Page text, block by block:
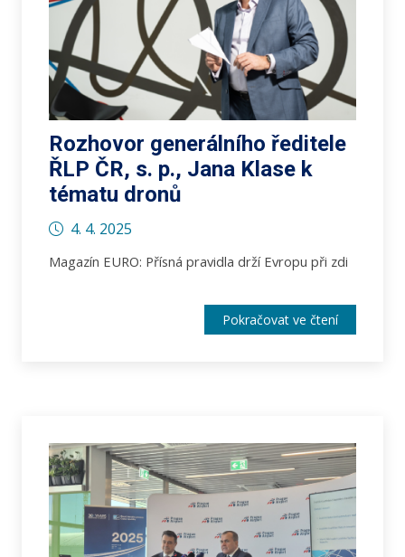
Rozhovor generálního ředitele
ŘLP ČR, s. p., Jana Klase k
tématu dronů
4. 4. 2025
Magazín EURO: Přísná pravidla drží Evropu při zdi
Pokračovat ve čtení